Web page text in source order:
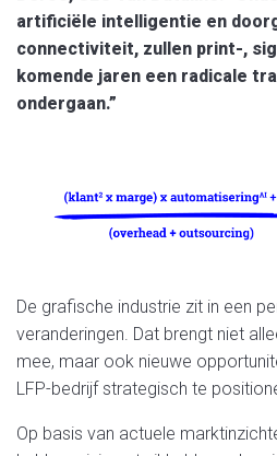
artificiële intelligentie en
connectiviteit, zullen print-,
komende jaren een radicale
ondergaan.”
De grafische industrie zit in een
veranderingen. Dat brengt niet
mee, maar ook nieuwe
LFP-bedrijf strategisch te
Op basis van actuele